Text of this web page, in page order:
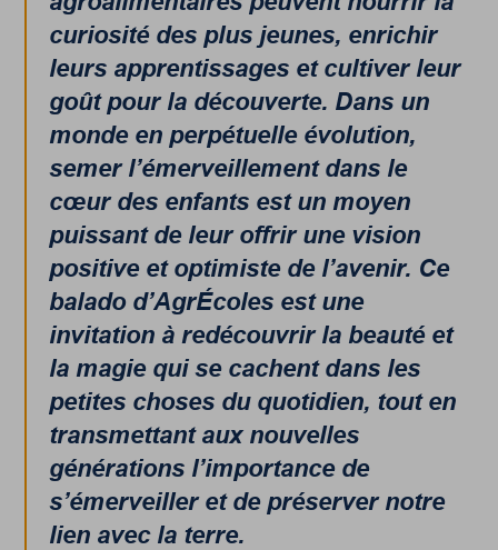
curiosité des plus jeunes, enrichir
leurs apprentissages et cultiver leur
goût pour la découverte. Dans un
monde en perpétuelle évolution,
semer l’émerveillement dans le
cœur des enfants est un moyen
puissant de leur offrir une vision
positive et optimiste de l’avenir. Ce
balado d’AgrÉcoles est une
invitation à redécouvrir la beauté et
la magie qui se cachent dans les
petites choses du quotidien, tout en
transmettant aux nouvelles
générations l’importance de
s’émerveiller et de préserver notre
lien avec la terre.